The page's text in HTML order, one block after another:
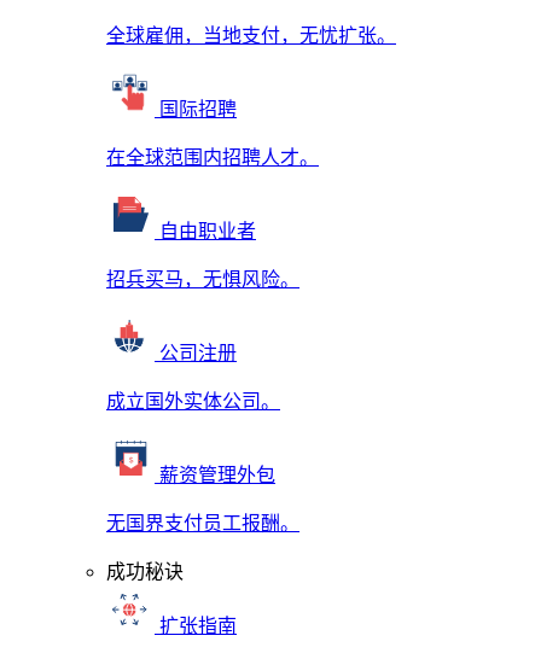
全球雇佣，当地支付，无忧扩张。
国际招聘
在全球范围内招聘人才。
自由职业者
招兵买马，无惧风险。
公司注册
成立国外实体公司。
薪资管理外包
无国界支付员工报酬。
成功秘诀
扩张指南